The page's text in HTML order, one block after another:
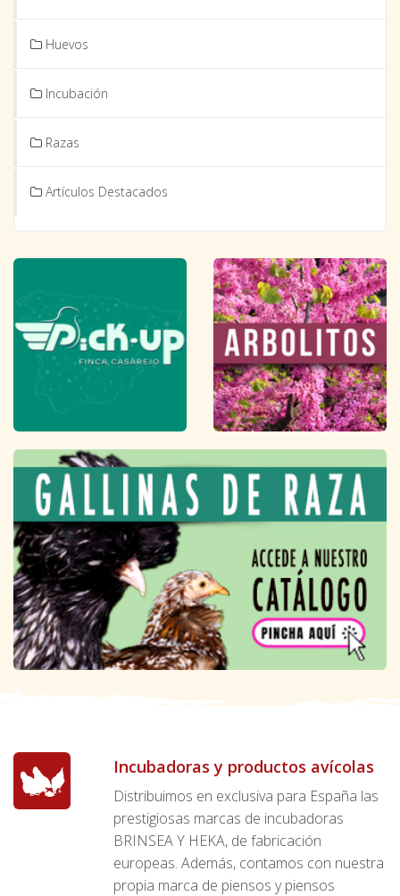
Huevos
Incubación
Razas
Artículos Destacados
Incubadoras y productos avícolas
Distribuimos en exclusiva para España las
prestigiosas marcas de incubadoras
BRINSEA Y HEKA, de fabricación
europeas. Además, contamos con nuestra
propia marca de piensos y piensos